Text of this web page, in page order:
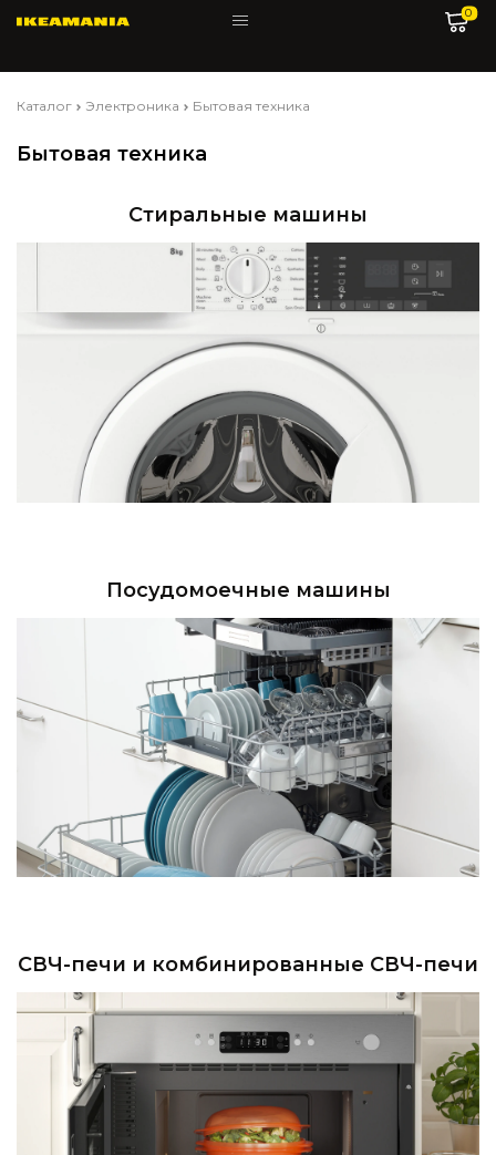
0
Каталог Электроника Бытовая техника
Бытовая техника
Стиральные машины
Посудомоечные машины
СВЧ-печи и комбинированные СВЧ-печи